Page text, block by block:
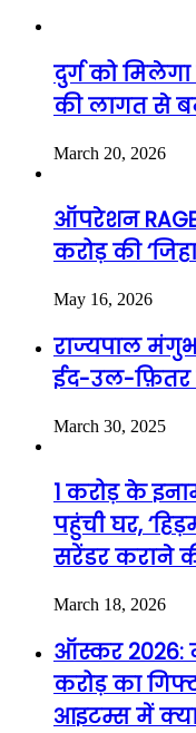
दुर्ग को
की लागत से
March 20, 2026
ऑपरेशन
करोड़ की
May 16, 2026
राज्यपाल
ईद-उल-
March 30, 2025
1 करोड़ के
पहुंची घर,
सरेंडर कराने
March 18, 2026
ऑस्कर 2026:
करोड़ का
आइटम्स में